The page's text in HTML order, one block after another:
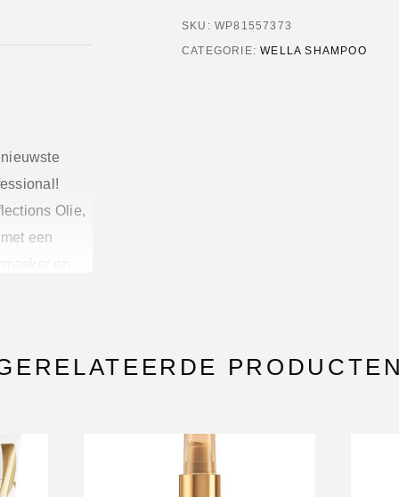
Olie,
een
klanten met
direct
SKU: WP81557373
CATEGORIE:WELLA SHAMPOO